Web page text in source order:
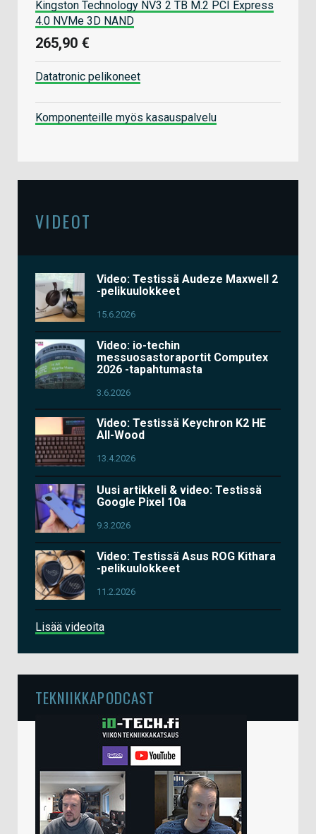
Kingston Technology NV3 2 TB M.2 PCI Express
4.0 NVMe 3D NAND
265,90 €
Datatronic pelikoneet
Komponenteille myös kasauspalvelu
VIDEOT
Video: Testissä Audeze Maxwell 2
-pelikuulokkeet
15.6.2026
Video: io-techin
messuosastoraportit Computex
2026 -tapahtumasta
3.6.2026
Video: Testissä Keychron K2 HE
All-Wood
13.4.2026
Uusi artikkeli & video: Testissä
Google Pixel 10a
9.3.2026
Video: Testissä Asus ROG Kithara
-pelikuulokkeet
11.2.2026
Lisää videoita
TEKNIIKKAPODCAST